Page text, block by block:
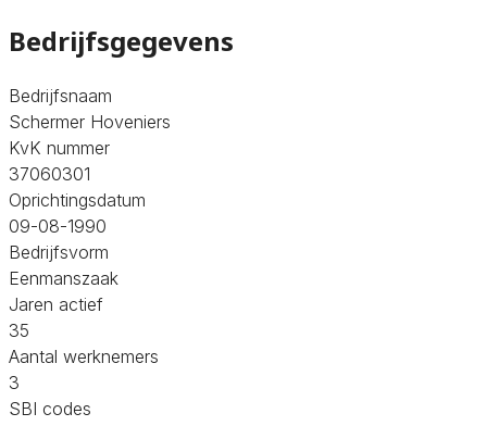
Bedrijfsgegevens
Bedrijfsnaam
Schermer Hoveniers
KvK nummer
37060301
Oprichtingsdatum
09-08-1990
Bedrijfsvorm
Eenmanszaak
Jaren actief
35
Aantal werknemers
3
SBI codes